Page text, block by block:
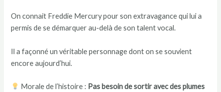
On connait Freddie Mercury pour son extravagance qui lui a
permis de se démarquer au-delà de son talent vocal.
Il a façonné un véritable personnage dont on se souvient
encore aujourd’hui.
Morale de l’histoire : Pas besoin de sortir avec des plumes